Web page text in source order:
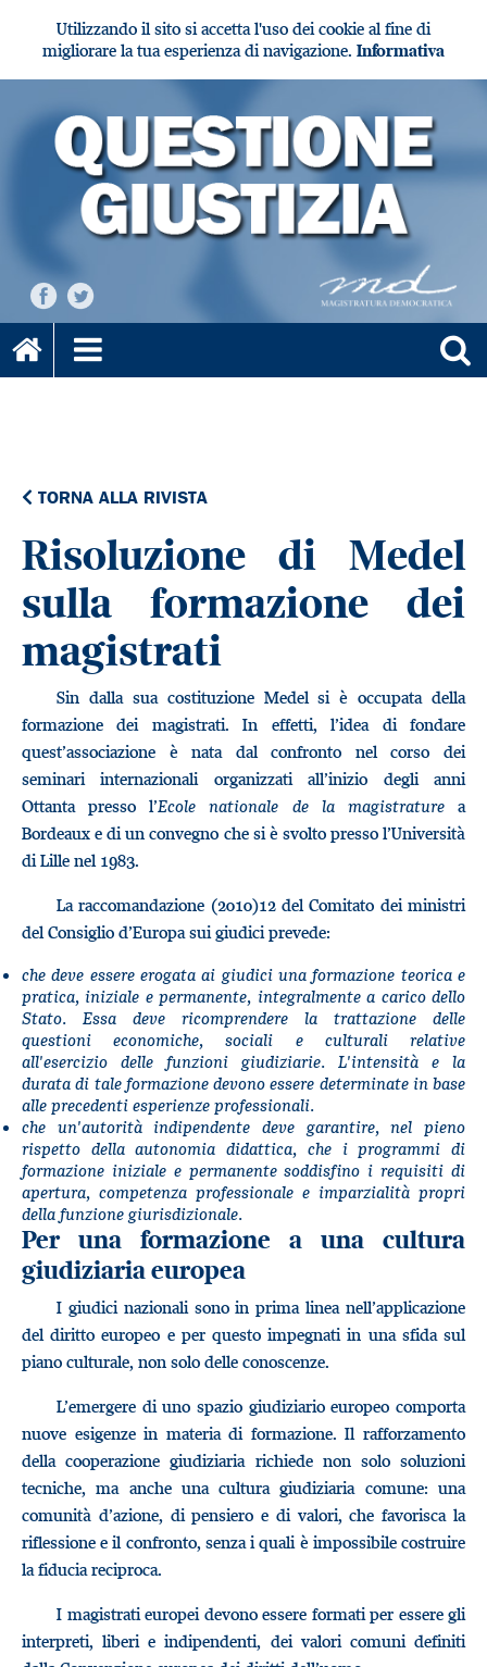
Utilizzando il sito si accetta l'uso dei cookie al fine di
migliorare la tua esperienza di navigazione. Informativa
TORNA ALLA RIVISTA
Risoluzione di Medel
sulla formazione dei
magistrati
Sin dalla sua costituzione Medel si è occupata della
formazione dei magistrati. In effetti, l’idea di fondare
quest’associazione è nata dal confronto nel corso dei
seminari internazionali organizzati all’inizio degli anni
Ottanta presso l’Ecole nationale de la magistraturea
Bordeaux e di un convegno che si è svolto presso l’Università
di Lille nel 1983.
La raccomandazione (2010)12 del Comitato dei ministri
del Consiglio d’Europa sui giudici prevede:
che deve essere erogata ai giudici una formazione teorica e
pratica, iniziale e permanente, integralmente a carico dello
Stato. Essa deve ricomprendere la trattazione delle
questioni economiche, sociali e culturali relative
all'esercizio delle funzioni giudiziarie. L'intensità e la
durata di tale formazione devono essere determinate in base
alle precedenti esperienze professionali.
che un'autorità indipendente deve garantire, nel pieno
rispetto della autonomia didattica, che i programmi di
formazione iniziale e permanente soddisfino i requisiti di
apertura, competenza professionale e imparzialità propri
della funzione giurisdizionale.
Per una formazione a una cultura
giudiziaria europea
I giudici nazionali sono in prima linea nell’applicazione
del diritto europeo e per questo impegnati in una sfida sul
piano culturale, non solo delle conoscenze.
L’emergere di uno spazio giudiziario europeo comporta
nuove esigenze in materia di formazione. Il rafforzamento
della cooperazione giudiziaria richiede non solo soluzioni
tecniche, ma anche una cultura giudiziaria comune: una
comunità d’azione, di pensiero e di valori, che favorisca la
riflessione e il confronto, senza i quali è impossibile costruire
la fiducia reciproca.
I magistrati europei devono essere formati per essere gli
interpreti, liberi e indipendenti, dei valori comuni definiti